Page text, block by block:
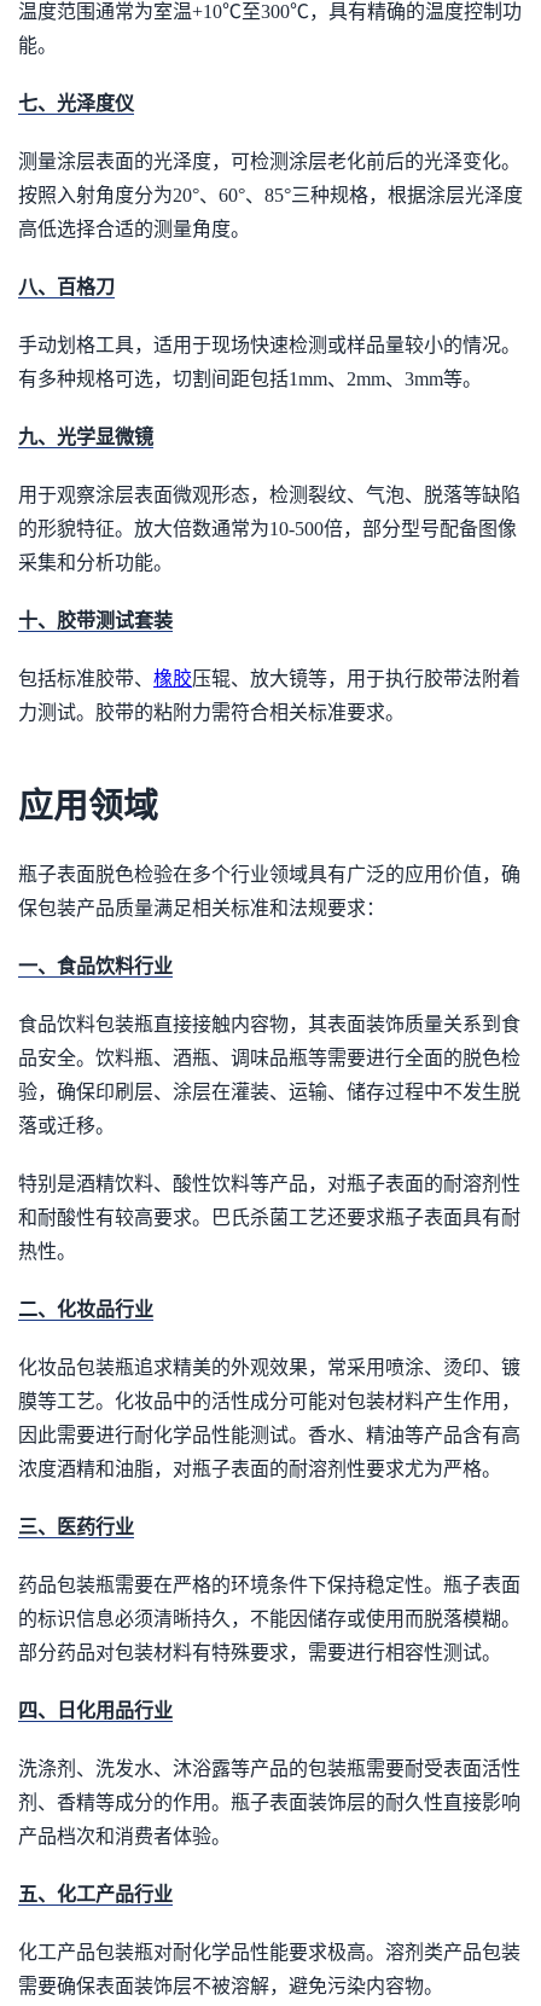
温度范围通常为室温+10℃至300℃，具有精确的温度控制功
能。
七、光泽度仪
测量涂层表面的光泽度，可检测涂层老化前后的光泽变化。
按照入射角度分为20°、60°、85°三种规格，根据涂层光泽度
高低选择合适的测量角度。
八、百格刀
手动划格工具，适用于现场快速检测或样品量较小的情况。
有多种规格可选，切割间距包括1mm、2mm、3mm等。
九、光学显微镜
用于观察涂层表面微观形态，检测裂纹、气泡、脱落等缺陷
的形貌特征。放大倍数通常为10-500倍，部分型号配备图像
采集和分析功能。
十、胶带测试套装
包括标准胶带、 橡胶压辊、放大镜等，用于执行胶带法附着
力测试。胶带的粘附力需符合相关标准要求。
应用领域
瓶子表面脱色检验在多个行业领域具有广泛的应用价值，确
保包装产品质量满足相关标准和法规要求：
一、食品饮料行业
食品饮料包装瓶直接接触内容物，其表面装饰质量关系到食
品安全。饮料瓶、酒瓶、调味品瓶等需要进行全面的脱色检
验，确保印刷层、涂层在灌装、运输、储存过程中不发生脱
落或迁移。
特别是酒精饮料、酸性饮料等产品，对瓶子表面的耐溶剂性
和耐酸性有较高要求。巴氏杀菌工艺还要求瓶子表面具有耐
热性。
二、化妆品行业
化妆品包装瓶追求精美的外观效果，常采用喷涂、烫印、镀
膜等工艺。化妆品中的活性成分可能对包装材料产生作用，
因此需要进行耐化学品性能测试。香水、精油等产品含有高
浓度酒精和油脂，对瓶子表面的耐溶剂性要求尤为严格。
三、医药行业
药品包装瓶需要在严格的环境条件下保持稳定性。瓶子表面
的标识信息必须清晰持久，不能因储存或使用而脱落模糊。
部分药品对包装材料有特殊要求，需要进行相容性测试。
四、日化用品行业
洗涤剂、洗发水、沐浴露等产品的包装瓶需要耐受表面活性
剂、香精等成分的作用。瓶子表面装饰层的耐久性直接影响
产品档次和消费者体验。
五、化工产品行业
化工产品包装瓶对耐化学品性能要求极高。溶剂类产品包装
需要确保表面装饰层不被溶解，避免污染内容物。